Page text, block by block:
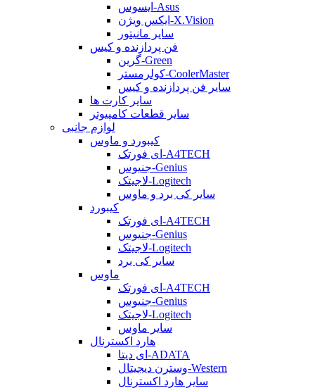
ایسوس-Asus
ایکس ویژن-X.Vision
سایر مانیتور
فن پردازنده و کیس
گرین-Green
کولرمستر-CoolerMaster
سایر فن پردازنده و کیس
سایر کارت ها
سایر قطعات کامپیوتر
لوازم جانبی
کیبورد و ماوس
ای فورتک-A4TECH
جنیوس-Genius
لاجیتک-Logitech
سایر کی برد و ماوس
کیبورد
ای فورتک-A4TECH
جنیوس-Genius
لاجیتک-Logitech
سایر کی برد
ماوس
ای فورتک-A4TECH
جنیوس-Genius
لاجیتک-Logitech
سایر ماوس
هارد اکسترنال
ای دیتا-ADATA
وسترن دیجیتال-Western
سایر هارد اکسترنال